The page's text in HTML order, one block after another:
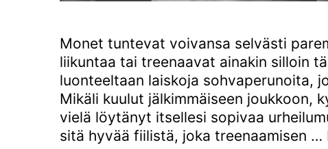
Monet tuntevat voivansa selvästi
liikuntaa tai treenaavat ainakin silloin
luonteeltaan laiskoja sohvaperunoita,
Mikäli kuulut jälkimmäiseen joukkoon,
vielä löytänyt itsellesi sopivaa
sitä hyvää fiilistä, joka treenaamisen …